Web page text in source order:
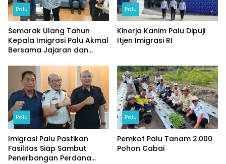
Palu
Semarak Ulang Tahun
Kepala Imigrasi Palu Akmal
Bersama Jajaran dan
Palu
Kinerja Kanim Palu Dipuji
Itjen Imigrasi RI
Palu
Imigrasi Palu Pastikan
Fasilitas Siap Sambut
Penerbangan Perdana
Palu
Pemkot Palu Tanam 2.000
Pohon Cabai